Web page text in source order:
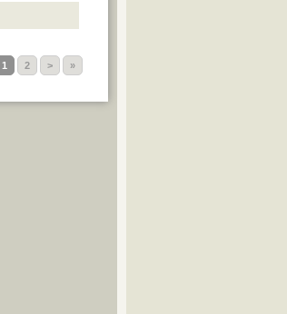
1 2 > »